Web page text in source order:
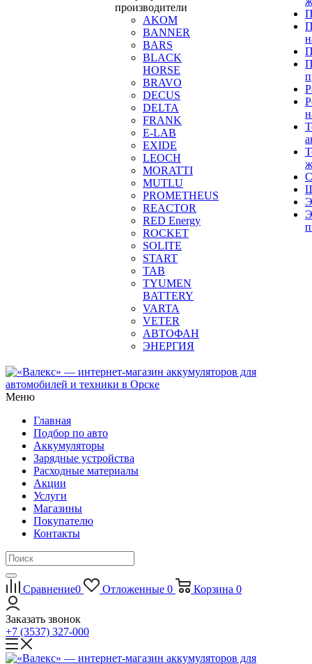
производители
AKOM
BANNER
BARS
BLACK
HORSE
BRAVO
DECUS
DELTA
FRANK
E-LAB
EXIDE
LEOCH
MORATTI
MUTLU
PROMETHEUS
REACTOR
RED Energy
ROCKET
SOLITE
START
TAB
TYUMEN
BATTERY
VARTA
VETER
АВТОФАН
ЭНЕРГИЯ
Меню
Главная
Подбор по авто
Аккумуляторы
Зарядные устройства
Расходные материалы
Акции
Услуги
Магазины
Покупателю
Контакты
Сравнение0 Отложенные 0 Корзина 0
Заказать звонок
+7 (3537) 327-000